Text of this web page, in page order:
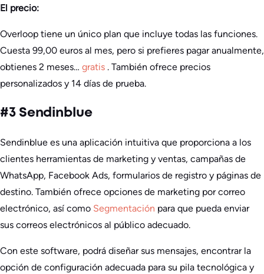
El precio:
Overloop tiene un único plan que incluye todas las funciones.
Cuesta 99,00 euros al mes, pero si prefieres pagar anualmente,
obtienes 2 meses… gratis . También ofrece precios
personalizados y 14 días de prueba.
#3 Sendinblue
Sendinblue es una aplicación intuitiva que proporciona a los
clientes herramientas de marketing y ventas, campañas de
WhatsApp, Facebook Ads, formularios de registro y páginas de
destino. También ofrece opciones de marketing por correo
electrónico, así como Segmentación para que pueda enviar
sus correos electrónicos al público adecuado.
Con este software, podrá diseñar sus mensajes, encontrar la
opción de configuración adecuada para su pila tecnológica y